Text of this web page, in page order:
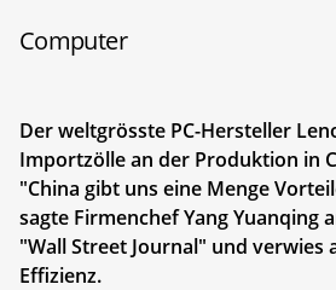
Computer
Der weltgrösste PC-Hersteller
Importzölle an der Produktion in
"China gibt uns eine Menge
sagte Firmenchef Yang Yuanqing
"Wall Street Journal" und verwies
Effizienz.